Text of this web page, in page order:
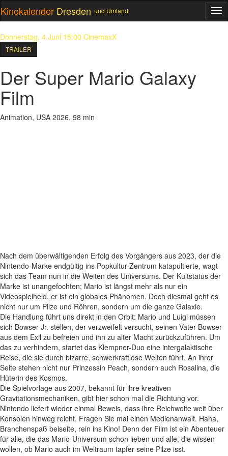
Kinokalender Dresden und Umland
Donnerstag, 4.Juni 15:00 CinemaxX
TRAILER
Der Super Mario Galaxy
Film
Animation, USA 2026, 98 min
Nach dem überwältigenden Erfolg des Vorgängers aus 2023, der die
Nintendo-Marke endgültig ins Popkultur-Zentrum katapultierte, wagt
sich das Team nun in die Weiten des Universums. Der Kultstatus der
Marke ist unangefochten; Mario ist längst mehr als nur ein
Videospielheld, er ist ein globales Phänomen. Doch diesmal geht es
nicht nur um Pilze und Röhren, sondern um die ganze Galaxie.
Die Handlung führt uns direkt in den Orbit: Mario und Luigi müssen
sich Bowser Jr. stellen, der verzweifelt versucht, seinen Vater Bowser
aus dem Exil zu befreien und ihn zu alter Macht zurückzuführen. Um
das zu verhindern, startet das Klempner-Duo eine intergalaktische
Reise, die sie durch bizarre, schwerkraftlose Welten führt. An ihrer
Seite stehen nicht nur Prinzessin Peach, sondern auch Rosalina, die
Hüterin des Kosmos.
Die Spielvorlage aus 2007, bekannt für ihre kreativen
Gravitationsmechaniken, gibt hier schon mal die Richtung vor.
Nintendo liefert wieder einmal Beweis, dass ihre Reichweite weit über
Konsolen hinweg reicht. Fragen Sie mal einen Medienanwalt. Haha,
Branchenspaß beiseite, rein ins Kino! Denn der Film ist ein Abenteuer
für alle, die das Mario-Universum schon lieben und alle, die wissen
wollen, ob Mario auch im Weltraum tapfer seine Pilze isst.